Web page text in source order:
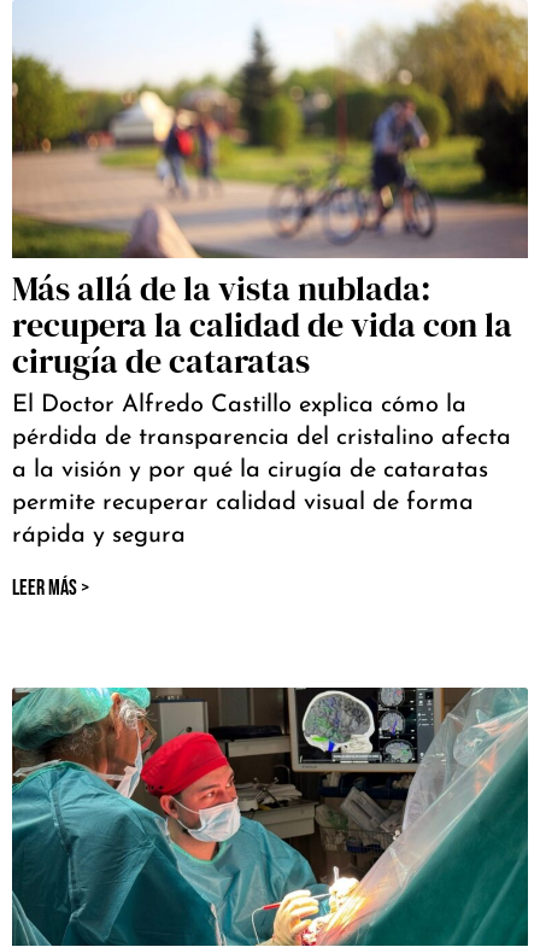
Más allá de la vista nublada:
recupera la calidad de vida con la
cirugía de cataratas
El Doctor Alfredo Castillo explica cómo la
pérdida de transparencia del cristalino afecta
a la visión y por qué la cirugía de cataratas
permite recuperar calidad visual de forma
rápida y segura
LEER MÁS >